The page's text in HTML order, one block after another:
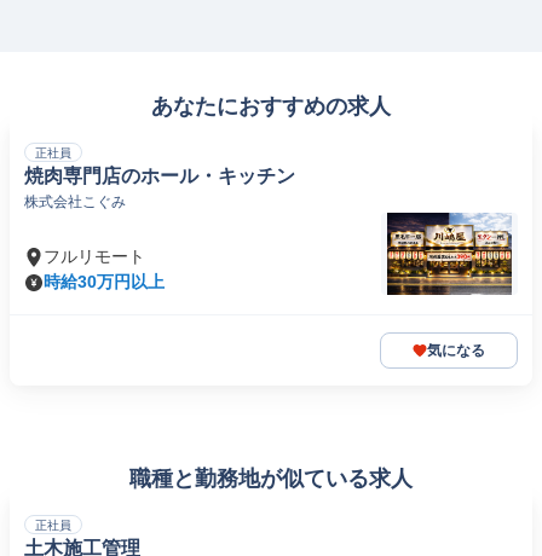
あなたにおすすめの求人
正社員
焼肉専門店のホール・キッチン
株式会社こぐみ
フルリモート
時給30万円以上
気になる
職種と勤務地が似ている求人
正社員
土木施工管理